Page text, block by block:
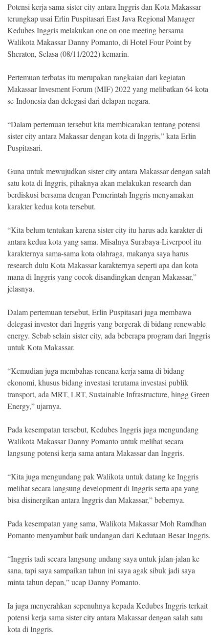
Reserve
Potensi kerja sama sister city antara Inggris dan Kota Makassar
terungkap usai Erlin Puspitasari East Java Regional Manager
Kedubes Inggris melakukan one on one meeting bersama
Walikota Makassar Danny Pomanto, di Hotel Four Point by
Sheraton, Selasa (08/11/2022) kemarin.
Pertemuan terbatas itu merupakan rangkaian dari kegiatan
Makassar Invesment Forum (MIF) 2022 yang melibatkan 64 kota
se-Indonesia dan delegasi dari delapan negara.
“Dalam pertemuan tersebut kita membicarakan tentang potensi
sister city antara Makassar dengan kota di Inggris,” kata Erlin
Puspitasari.
Guna untuk mewujudkan sister city antara Makassar dengan salah
satu kota di Inggris, pihaknya akan melakukan research dan
berdiskusi bersama dengan Pemerintah Inggris menyamakan
karakter kedua kota tersebut.
“Kita belum tentukan karena sister city itu harus ada karakter di
antara kedua kota yang sama. Misalnya Surabaya-Liverpool itu
karakternya sama-sama kota olahraga, makanya saya harus
research dulu Kota Makassar karakternya seperti apa dan kota
mana di Inggris yang cocok disandingkan dengan Makassar,”
jelasnya.
Dalam pertemuan tersebut, Erlin Puspitasari juga membawa
delegasi investor dari Inggris yang bergerak di bidang renewable
energy. Sebab selain sister city, ada beberapa program dari Inggris
untuk Kota Makassar.
“Kemudian juga membahas rencana kerja sama di bidang
ekonomi, khusus bidang investasi terutama investasi publik
transport, ada MRT, LRT, Sustainable Infrastructure, hingg Green
Energy,” ujarnya.
Pada kesempatan tersebut, Kedubes Inggris juga mengundang
Walikota Makassar Danny Pomanto untuk melihat secara
langsung potensi kerja sama antara Makassar dan Inggris.
“Kita juga mengundang pak Walikota untuk datang ke Inggris
melihat secara langsung development di Inggris serta apa yang
bisa disinergikan antara Inggris dan Makassar,” bebernya.
Pada kesempatan yang sama, Walikota Makassar Moh Ramdhan
Pomanto menyambut baik undangan dari Kedutaan Besar Inggris.
“Inggris tadi secara langsung undang saya untuk jalan-jalan ke
sana, tapi saya sampaikan tahun ini saya agak sibuk jadi saya
minta tahun depan,” ucap Danny Pomanto.
Ia juga menyerahkan sepenuhnya kepada Kedubes Inggris terkait
potensi kerja sama sister city antara Makassar dengan salah satu
kota di Inggris.